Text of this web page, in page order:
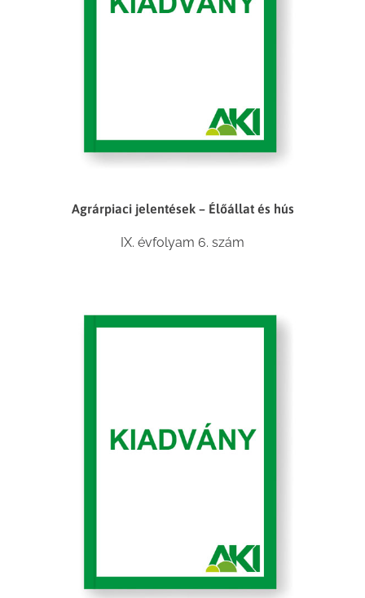
Agrárpiaci jelentések – Élőállat és hús
IX. évfolyam 6. szám